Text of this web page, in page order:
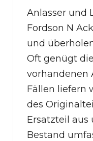
Anlasser und
Fordson N
und
Oft genügt
vorhandenen
Fällen liefern
des
Ersatzteil aus
Bestand